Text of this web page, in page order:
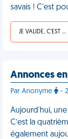
savais ! C'est
JE VALIDE, C'EST UNE VDM
Annonces
Par Anonyme -
Aujourd'hui,
C’est la
également